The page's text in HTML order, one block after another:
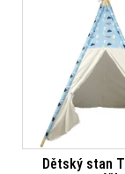
Dětský stan